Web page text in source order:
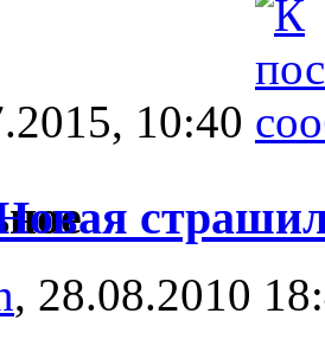
10:40
, 28.08.2010